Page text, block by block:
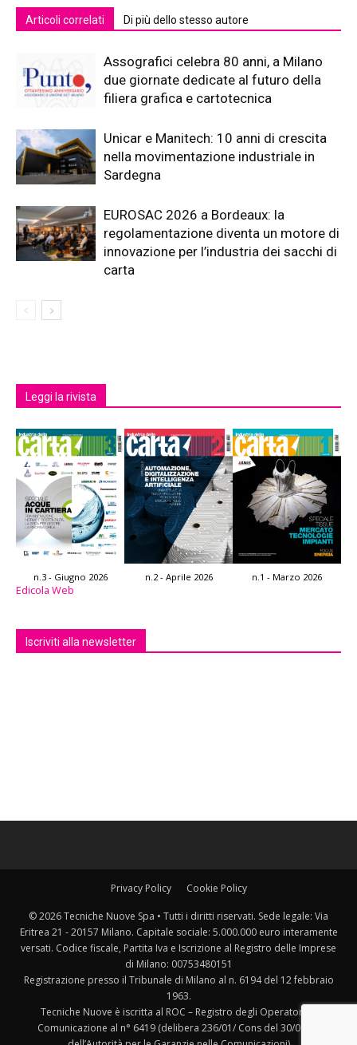
Articoli correlati Di più dello stesso autore
Assografici celebra 80 anni, a Milano
due giornate dedicate al futuro della
filiera grafica e cartotecnica
Unicar e Manitech: 10 anni di crescita
nella movimentazione industriale in
Sardegna
EUROSAC 2026 a Bordeaux: la
regolamentazione diventa un motore di
innovazione per l’industria dei sacchi di
carta
Leggi la rivista
n.3 - Giugno 2026 n.2 - Aprile 2026 n.1 - Marzo 2026
Edicola Web
Iscriviti alla newsletter
Privacy Policy Cookie Policy
© 2026 Tecniche Nuove Spa • Tutti i diritti riservati. Sede legale: Via
Eritrea 21 - 20157 Milano. Capitale sociale: 5.000.000 euro interamente
versati. Codice fiscale, Partita Iva e Iscrizione al Registro delle Imprese
di Milano: 00753480151
Registrazione presso il Tribunale di Milano al n. 6194 del 12 febbraio
1963.
Tecniche Nuove è iscritta al ROC – Registro degli Operatori di
Comunicazione al n° 6419 (delibera 236/01/ Cons del 30/06/01